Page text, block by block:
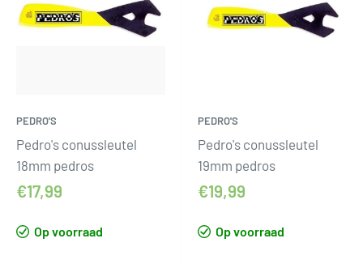
PEDRO'S
Pedro's conussleutel
18mm pedros
€17,99
Op voorraad
PEDRO'S
Pedro's conussleutel
19mm pedros
€19,99
Op voorraad